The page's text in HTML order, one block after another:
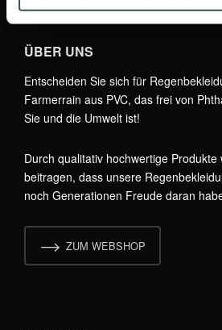
ZUM WEBSHOP
ÜBER UNS
Entscheiden Sie sich für
Farmerrain aus PVC, das frei von
Sie und die Umwelt ist!
Durch qualitativ hochwertige Produkte
beitragen, dass unsere
noch Generationen Freude daran